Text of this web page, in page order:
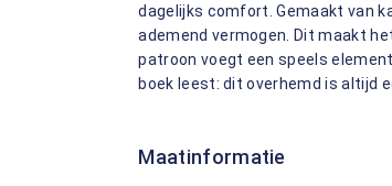
dagelijks comfort. Gemaakt van
ademend vermogen. Dit maakt
patroon voegt een speels
boek leest: dit overhemd is altijd
Maatinformatie